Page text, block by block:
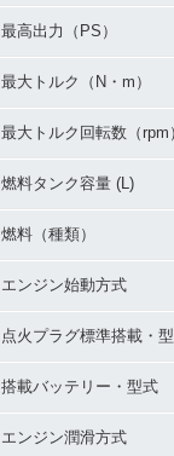
Version ローハンドル仕
様・特別・限定仕様
2001年 W650 ローハン
ンジ
最高出力（PS）
最大トルク（N・m）
最大トルク回転数（rpm
燃料タンク容量 (L)
燃料（種類）
エンジン始動方式
点火プラグ標準搭載・
搭載バッテリー・型式
エンジン潤滑方式